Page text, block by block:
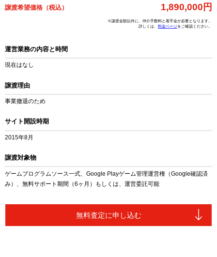
譲渡希望価格（税込） 1,890,000円
※譲渡金額以外に、仲介手数料と着手金が必要となります。
詳しくは、 料金ページをご確認ください。
運営業務の内容と時間
現在はなし
譲渡理由
事業撤退のため
サイト開設時期
2015年8月
譲渡対象物
ゲームプログラムソース一式、Google Playゲーム管理運営権（Google確認済
み）、無料サポート期間（6ヶ月）もしくは、運営委託可能
無料査定に申し込む